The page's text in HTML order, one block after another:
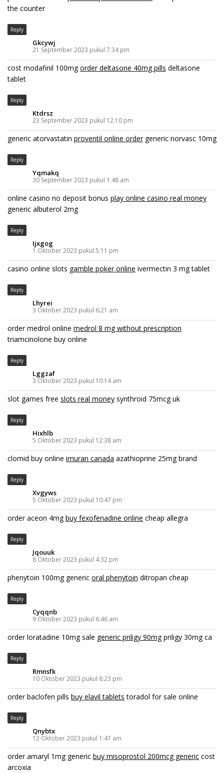
the counter
Reply
Gkcywj
21 September 2023 pukul 7:34 pm
cost modafinil 100mgorder deltasone 40mg pills deltasone
tablet
Reply
Ktdrsz
23 September 2023 pukul 12:10 pm
generic atorvastatin proventil online ordergeneric norvasc 10mg
Reply
Yqmakq
30 September 2023 pukul 1:48 am
online casino no deposit bonus play online casino real money
generic albuterol 2mg
Reply
Ijxgog
1 Oktober 2023 pukul 5:11 pm
casino online slots gamble poker online ivermectin 3 mg tablet
Reply
Lhyrei
3 Oktober 2023 pukul 6:21 am
order medrol online medrol 8 mg without prescription
triamcinolone buy online
Reply
Lggzaf
3 Oktober 2023 pukul 10:14 am
slot games free slots real money synthroid 75mcg uk
Reply
Hixhlb
5 Oktober 2023 pukul 12:38 am
clomid buy online imuran canada azathioprine 25mg brand
Reply
Xvgyws
5 Oktober 2023 pukul 10:47 pm
order aceon 4mgbuy fexofenadine online cheap allegra
Reply
Jqouuk
8 Oktober 2023 pukul 4:32 pm
phenytoin 100mg generic oral phenytoin ditropan cheap
Reply
Cyqqnb
9 Oktober 2023 pukul 6:46 am
order loratadine 10mg sale generic priligy 90mgpriligy 30mg ca
Reply
Rmnsfk
10 Oktober 2023 pukul 6:23 pm
order baclofen pills buy elavil tablets toradol for sale online
Reply
Qnybtx
12 Oktober 2023 pukul 1:47 am
order amaryl 1mg generic buy misoprostol 200mcg generic cost
arcoxia